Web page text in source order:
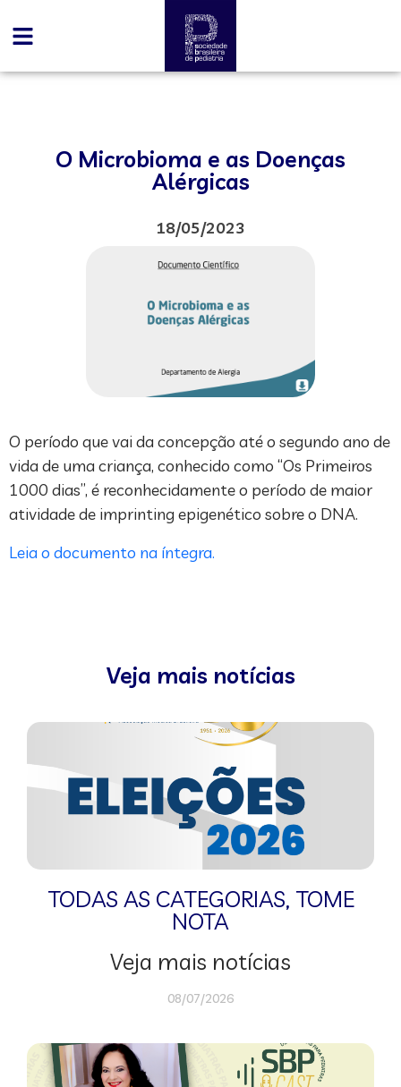
O Microbioma e as Doenças
Alérgicas
18/05/2023
O período que vai da concepção até o segundo ano de
vida de uma criança, conhecido como “Os Primeiros
1000 dias”, é reconhecidamente o período de maior
atividade de imprinting epigenético sobre o DNA.
Leia o documento na íntegra.
Veja mais notícias
TODAS AS CATEGORIAS, TOME
NOTA
Veja mais notícias
08/07/2026